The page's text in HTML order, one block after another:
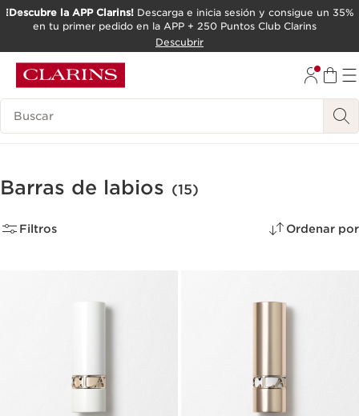
IR AL CONTENIDO
¡Descubre la APP Clarins!Descarga e inicia sesión y consigue un 35%
en tu primer pedido en la APP + 250 Puntos Club Clarins
Descubrir
Leyenda
Barras de labios (15)
Filtros Ordenar por